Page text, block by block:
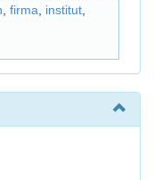
firma institut